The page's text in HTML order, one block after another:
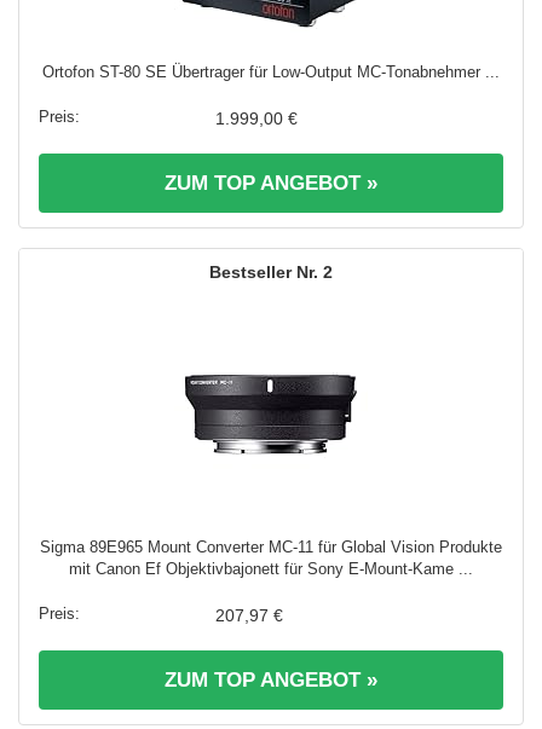
Ortofon ST-80 SE Übertrager für Low-Output MC-Tonabnehmer ...
1.999,00 €
ZUM TOP ANGEBOT »
2
Sigma 89E965 Mount Converter MC-11 für Global Vision Produkte
mit Canon Ef Objektivbajonett für Sony E-Mount-Kame ...
207,97 €
ZUM TOP ANGEBOT »